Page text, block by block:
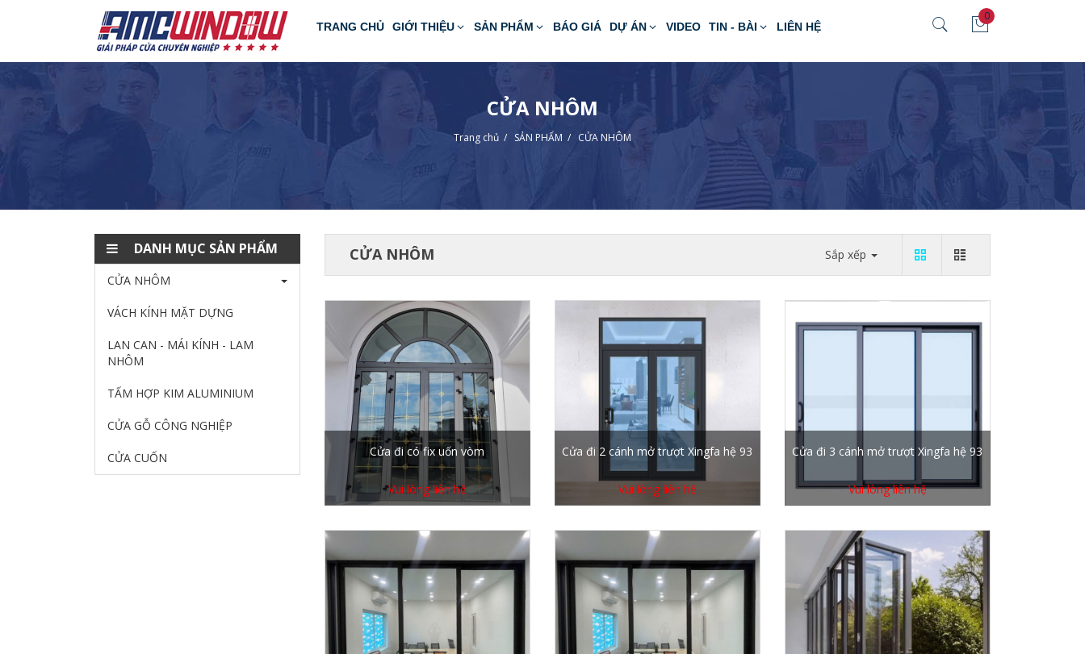
0
TRANG CHỦ GIỚI THIỆU SẢN PHẨM BÁO GIÁ DỰ ÁN VIDEO TIN - BÀI LIÊN HỆ
CỬA NHÔM
Trang chủ / SẢN PHẨM / CỬA NHÔM
DANH MỤC SẢN PHẨM
CỬA NHÔM
VÁCH KÍNH MẶT DỰNG
LAN CAN - MÁI KÍNH - LAM
NHÔM
TẤM HỢP KIM ALUMINIUM
CỬA GỖ CÔNG NGHIỆP
CỬA CUỐN
CỬA NHÔM Sắp xếp
Cửa đi có fix uốn vòm
Vui lòng liên hệ
Cửa đi 2 cánh mở trượt Xingfa hệ 93
Vui lòng liên hệ
Cửa đi 3 cánh mở trượt Xingfa hệ 93
Vui lòng liên hệ